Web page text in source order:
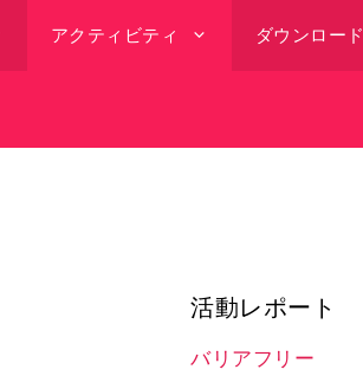
アクティビティ ダウンロード
活動レポート
バリアフリー